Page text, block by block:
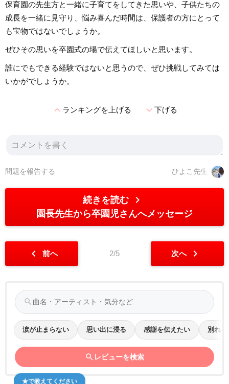
保育園の先生方と一緒に子育てをしてきた思いや、子供たちの
成長を一緒に見守り、悩み喜んだ時間は、保護者の方にとって
も宝物ではないでしょうか。
ぜひその思いを卒園式の場で伝えてほしいと思います。
誰にでもできる経験ではないと思うので、ぜひ挑戦してみては
いかがでしょうか。
expand_lessランキングを上げる expand_more下げる
ひよこ先生
問題を報告する
続きを読む chevron_right
園長先生から卒園児さんへメッセージ
chevron_left 前へ 2/5 次へ chevron_right
search
涙が止まらない 思い出に浸る 感謝を伝えたい 別れ
search レビューを検索
★で教えてください